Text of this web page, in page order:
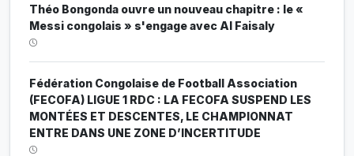
Théo Bongonda ouvre un nouveau chapitre : le «
Messi congolais » s'engage avec Al Faisaly
Fédération Congolaise de Football Association
(FECOFA) LIGUE 1 RDC : LA FECOFA SUSPEND LES
MONTÉES ET DESCENTES, LE CHAMPIONNAT
ENTRE DANS UNE ZONE D’INCERTITUDE